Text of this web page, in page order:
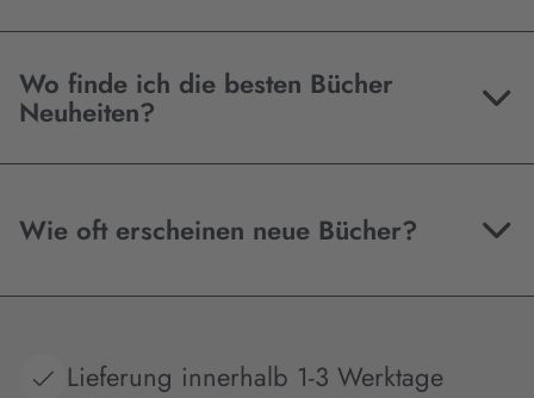
Wo finde ich die besten Bücher
Neuheiten?
Wie oft erscheinen neue Bücher?
Lieferung innerhalb 1-3 Werktage